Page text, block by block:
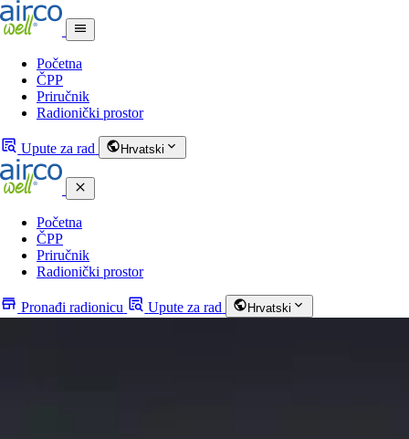
Početna
ČPP
Priručnik
Radionički prostor
Upute za rad Hrvatski
Početna
ČPP
Priručnik
Radionički prostor
Pronađi radionicu Upute za rad Hrvatski